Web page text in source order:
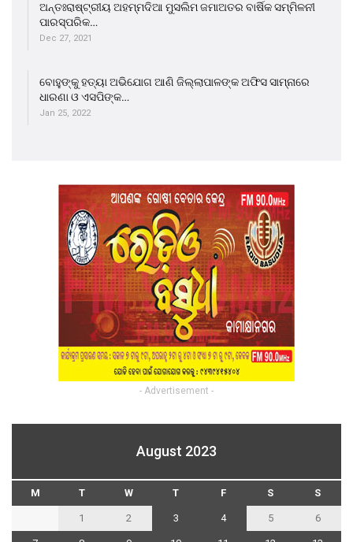
ଅନ୍ତଃରାଷ୍ଟ୍ରୀୟ ଅହମ୍ମଦିଆ ମୁସଲିମ ଜମାଅତର ବାର୍ଷିକ ସମ୍ମିଳନୀ
ପାରସ୍ପରିକ…
Dec 27, 2021
ବୋହୁଙ୍କୁ ହତ୍ୟା ଅଭିଯୋଗ ଆଣି ଜିଲ୍ଲାପାଳଙ୍କ ଅଫିସ ସାମ୍ନାରେ
ଧାରଣା ଓ ଏସପିଙ୍କ…
Jan 25, 2022
- Advertisement -
August 2023
M T W T F S S
1 2 3 4 5 6